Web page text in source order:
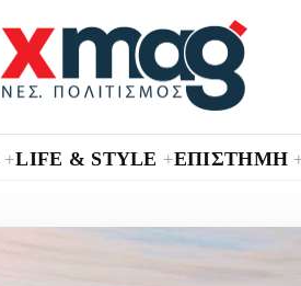
+LIFE & STYLE +ΕΠΙΣΤΗΜΗ